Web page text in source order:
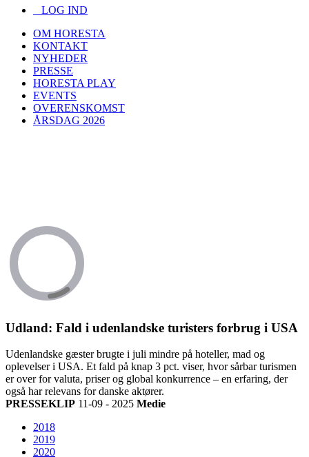
LOG IND
OM HORESTA
KONTAKT
NYHEDER
PRESSE
HORESTA PLAY
EVENTS
OVERENSKOMST
ÅRSDAG 2026
Udland: Fald i udenlandske turisters forbrug i USA
Udenlandske gæster brugte i juli mindre på hoteller, mad og
oplevelser i USA. Et fald på knap 3 pct. viser, hvor sårbar turismen
er over for valuta, priser og global konkurrence – en erfaring, der
også har relevans for danske aktører.
PRESSEKLIP 11-09 - 2025 Medie
2018
2019
2020